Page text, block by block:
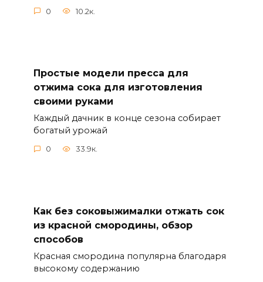
0 10.2к.
Простые модели пресса для
отжима сока для изготовления
своими руками
Каждый дачник в конце сезона собирает
богатый урожай
0 33.9к.
Как без соковыжималки отжать сок
из красной смородины, обзор
способов
Красная смородина популярна благодаря
высокому содержанию